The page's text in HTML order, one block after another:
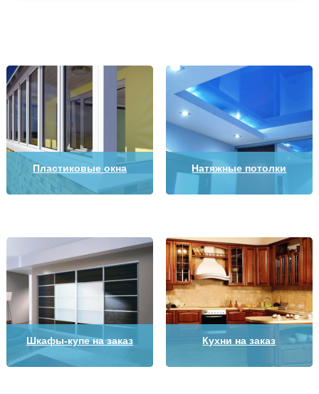
Пластиковые окна Натяжные потолки
Шкафы-купе на заказ Кухни на заказ